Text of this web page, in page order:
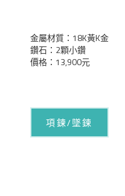
金屬材質：18K黃K金
鑽石：2顆小鑽
價格：13,900元
項鍊/墜鍊